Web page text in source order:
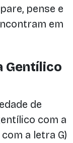
pense e
em
Gentílico
de
com a
a letra G)